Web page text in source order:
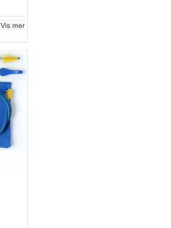
Vis mer